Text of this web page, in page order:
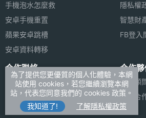
手機泡水怎麼救
安卓手機重置
蘋果安卓跳槽
安卓資料轉移
隱私權
智慧財
FB登入
合作聯絡
廣告刊登
加入商店報價
新聞聯絡
合作
法律顧
媒體合
為了提供您更優質的個人化體驗，本網
站使用 cookies，若您繼續瀏覽本網
站，代表您同意我們的 cookies 政策。
我知道了!
了解隱私權政策